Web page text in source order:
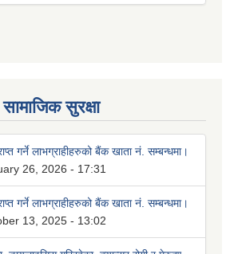
सामाजिक सुरक्षा
गर्ने लाभग्राहीहरुको बैंक खाता नं. सम्बन्धमा।
26, 2026 - 17:31
गर्ने लाभग्राहीहरुको बैंक खाता नं. सम्बन्धमा।
13, 2025 - 13:02